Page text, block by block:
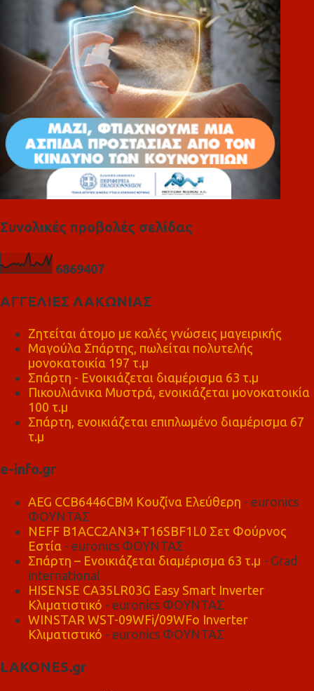
Συνολικές προβολές σελίδας
6869407
ΑΓΓΕΛΙΕΣ ΛΑΚΩΝΙΑΣ
Ζητείται άτομο με καλές γνώσεις μαγειρικής
Μαγούλα Σπάρτης, πωλείται πολυτελής
μονοκατοικία 197 τ.μ
Σπάρτη - Ενοικιάζεται διαμέρισμα 63 τ.μ
Πικουλιάνικα Μυστρά, ενοικιάζεται μονοκατοικία
100 τ.μ
Σπάρτη, ενοικιάζεται επιπλωμένο διαμέρισμα 67
τ.μ
e-info.gr
AEG CCB6446CBM Κουζίνα Ελεύθερη - euronics
ΦΟΥΝΤΑΣ
NEFF B1ACC2AN3+T16SBF1L0 Σετ Φούρνος
Εστία - euronics ΦΟΥΝΤΑΣ
Σπάρτη – Ενοικιάζεται διαμέρισμα 63 τ.μ - Grad
international
HISENSE CA35LR03G Easy Smart Inverter
Κλιματιστικό - euronics ΦΟΥΝΤΑΣ
WINSTAR WST-09WFi/09WFo Inverter
Κλιματιστικό - euronics ΦΟΥΝΤΑΣ
LAKONES.gr